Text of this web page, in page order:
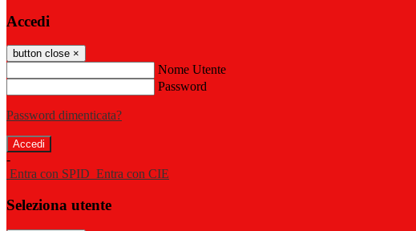
Accedi
button close ×
Nome Utente
Password
Password dimenticata?
-
Entra con SPID Entra con CIE
Seleziona utente